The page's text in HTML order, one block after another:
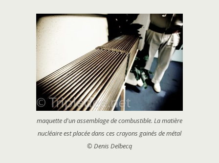
maquette d'un assemblage de combustible. La matière
nucléaire est placée dans ces crayons gainés de métal
© Denis Delbecq